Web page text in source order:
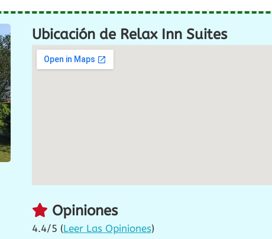
Ubicación de Relax Inn Suites
Opiniones
4.4/5 (Leer Las Opiniones)